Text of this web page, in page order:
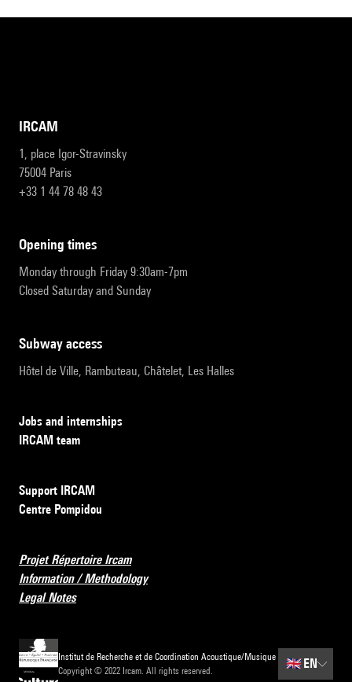
IRCAM
1, place Igor-Stravinsky
75004 Paris
+33 1 44 78 48 43
opening times
Monday through Friday 9:30am-7pm
Closed Saturday and Sunday
subway access
Hôtel de Ville, Rambuteau, Châtelet, Les Halles
Jobs and internships
IRCAM team
Support IRCAM
Centre Pompidou
Projet Répertoire Ircam
Information / Methodology
Legal Notes
Institut de Recherche et de Coordination Acoustique/Musique
Copyright © 2022 Ircam. All rights reserved.
🇬🇧 EN